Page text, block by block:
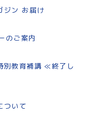
ジン お届け
のご案内
別教育補講 ≪終了し
ついて